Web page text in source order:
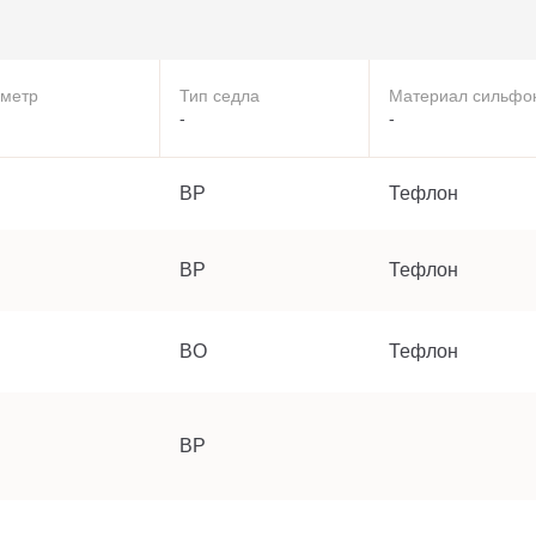
Тип седла
-
Материал
-
BP Тефлон
BP Тефлон
BO Тефлон
BP